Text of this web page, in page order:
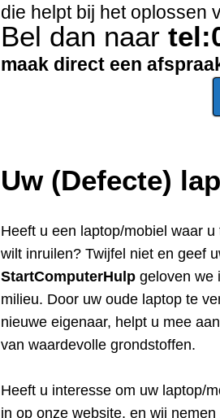
die helpt bij het oplossen
Bel dan naar
maak direct een
Uw (Defecte)
Heeft u een laptop/mobiel waar
wilt inruilen? Twijfel niet en geef
StartComputerHulp geloven we
milieu. Door uw oude laptop te
nieuwe eigenaar, helpt u mee
van waardevolle grondstoffen.
Heeft u interesse om uw laptop/
in op onze website, en wij